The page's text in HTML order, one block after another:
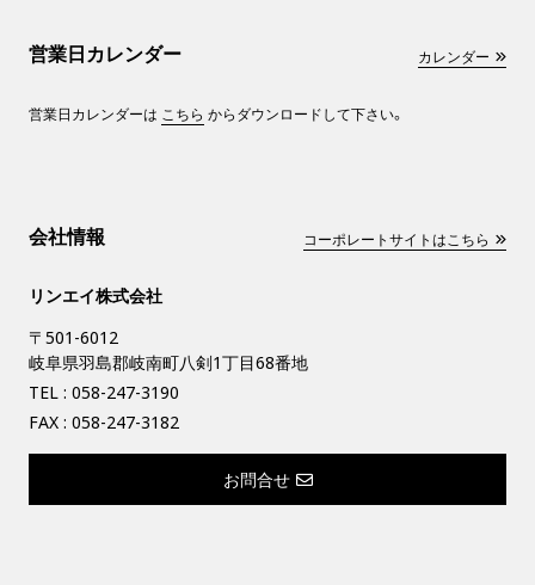
営業日カレンダー カレンダー
営業日カレンダーは こちら からダウンロードして下さい。
会社情報 コーポレートサイトはこちら
リンエイ株式会社
〒501-6012
岐阜県羽島郡岐南町八剣1丁目68番地
TEL : 058-247-3190
FAX : 058-247-3182
お問合せ